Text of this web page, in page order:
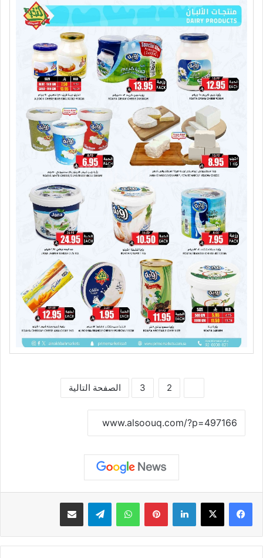
2
3 الصفحة التالية
لينكدإن بينتيريستواتساب تيلقرام مشاركة عبر البريد